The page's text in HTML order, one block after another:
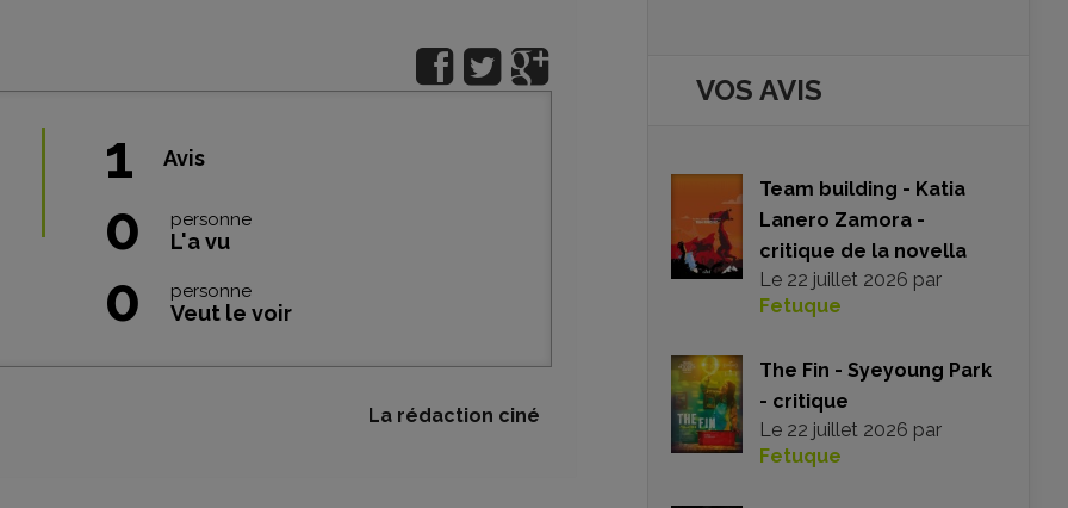
1 Avis
0 personne
L'a vu
0 personne
Veut le voir
La rédaction ciné
VOS AVIS
Team building - Katia
Lanero Zamora -
critique de la novella
Le 22 juillet 2026 par
Fetuque
The Fin - Syeyoung Park
- critique
Le 22 juillet 2026 par
Fetuque